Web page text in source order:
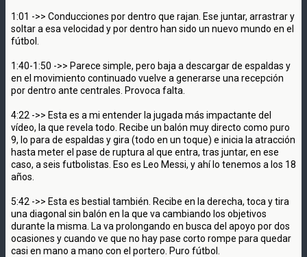
1:01 ->> Conducciones por dentro que rajan. Ese juntar, arrastrar y
soltar a esa velocidad y por dentro han sido un nuevo mundo en el
fútbol.
1:40-1:50 ->> Parece simple, pero baja a descargar de espaldas y
en el movimiento continuado vuelve a generarse una recepción
por dentro ante centrales. Provoca falta.
4:22 ->> Esta es a mi entender la jugada más impactante del
vídeo, la que revela todo. Recibe un balón muy directo como puro
9, lo para de espaldas y gira (todo en un toque) e inicia la atracción
hasta meter el pase de ruptura al que entra, tras juntar, en ese
caso, a seis futbolistas. Eso es Leo Messi, y ahí lo tenemos a los 18
años.
5:42 ->> Esta es bestial también. Recibe en la derecha, toca y tira
una diagonal sin balón en la que va cambiando los objetivos
durante la misma. La va prolongando en busca del apoyo por dos
ocasiones y cuando ve que no hay pase corto rompe para quedar
casi en mano a mano con el portero. Puro fútbol.